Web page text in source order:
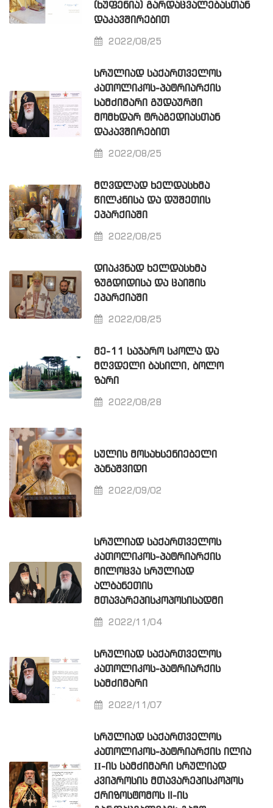
(ᲮᲣᲤᲔᲜᲘᲐ) ᲒᲐᲠᲓᲐᲪᲕᲐᲚᲔᲑᲐᲡᲗᲐᲜ
ᲓᲐᲙᲐᲕᲨᲘᲠᲔᲑᲘᲗ
2022/08/25
ᲡᲠᲣᲚᲘᲐᲓ ᲡᲐᲥᲐᲠᲗᲕᲔᲚᲝᲡ
ᲙᲐᲗᲝᲚᲘᲙᲝᲡ-ᲞᲐᲢᲠᲘᲐᲠᲥᲘᲡ
ᲡᲐᲛᲫᲘᲛᲐᲠᲘ ᲒᲣᲓᲐᲣᲠᲨᲘ
ᲛᲝᲛᲮᲓᲐᲠ ᲢᲠᲐᲒᲔᲓᲘᲐᲡᲗᲐᲜ
ᲓᲐᲙᲐᲕᲨᲘᲠᲔᲑᲘᲗ
2022/08/25
ᲛᲦᲕᲓᲚᲐᲓ ᲮᲔᲚᲓᲐᲡᲮᲛᲐ
ᲬᲘᲚᲙᲜᲘᲡᲐ ᲓᲐ ᲓᲣᲨᲔᲗᲘᲡ
ᲔᲞᲐᲠᲥᲘᲐᲨᲘ
2022/08/25
ᲓᲘᲐᲙᲕᲜᲐᲓ ᲮᲔᲚᲓᲐᲡᲮᲛᲐ
ᲖᲣᲒᲓᲘᲓᲘᲡᲐ ᲓᲐ ᲪᲐᲘᲨᲘᲡ
ᲔᲞᲐᲠᲥᲘᲐᲨᲘ
2022/08/25
ᲛᲔ-11 ᲡᲐᲯᲐᲠᲝ ᲡᲙᲝᲚᲐ ᲓᲐ
ᲛᲦᲕᲓᲔᲚᲘ ᲑᲐᲡᲘᲚᲘ, ᲑᲝᲚᲝ
ᲖᲐᲠᲘ
2022/08/28
ᲡᲣᲚᲘᲡ ᲛᲝᲡᲐᲮᲡᲔᲜᲘᲔᲑᲔᲚᲘ
ᲞᲐᲜᲐᲨᲕᲘᲓᲘ
2022/09/02
ᲡᲠᲣᲚᲘᲐᲓ ᲡᲐᲥᲐᲠᲗᲕᲔᲚᲝᲡ
ᲙᲐᲗᲝᲚᲘᲙᲝᲡ-ᲞᲐᲢᲠᲘᲐᲠᲥᲘᲡ
ᲛᲘᲚᲝᲪᲕᲐ ᲡᲠᲣᲚᲘᲐᲓ
ᲐᲚᲑᲐᲜᲔᲗᲘᲡ
ᲛᲗᲐᲕᲐᲠᲔᲞᲘᲡᲙᲝᲞᲝᲡᲘᲡᲐᲓᲛᲘ
2022/11/04
ᲡᲠᲣᲚᲘᲐᲓ ᲡᲐᲥᲐᲠᲗᲕᲔᲚᲝᲡ
ᲙᲐᲗᲝᲚᲘᲙᲝᲡ-ᲞᲐᲢᲠᲘᲐᲠᲥᲘᲡ
ᲡᲐᲛᲫᲘᲛᲐᲠᲘ
2022/11/07
ᲡᲠᲣᲚᲘᲐᲓ ᲡᲐᲥᲐᲠᲗᲕᲔᲚᲝᲡ
ᲙᲐᲗᲝᲚᲘᲙᲝᲡ-ᲞᲐᲢᲠᲘᲐᲠᲥᲘᲡ ᲘᲚᲘᲐ
ΙΙ-ᲘᲡ ᲡᲐᲛᲫᲘᲛᲐᲠᲘ ᲡᲠᲣᲚᲘᲐᲓ
ᲙᲕᲘᲞᲠᲝᲡᲘᲡ ᲛᲗᲐᲕᲐᲠᲔᲞᲘᲡᲙᲝᲞᲝᲡ
ᲥᲠᲘᲖᲝᲡᲢᲝᲛᲝᲡ II-ᲘᲡ